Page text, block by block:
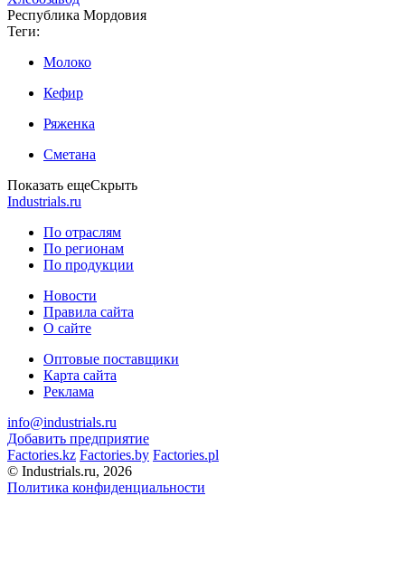
Республика Мордовия
Теги:
Молоко
Кефир
Ряженка
Сметана
Показать ещеСкрыть
Industrials.ru
По отраслям
По регионам
По продукции
Новости
Правила сайта
О сайте
Оптовые поставщики
Карта сайта
Реклама
info@industrials.ru
Добавить предприятие
Factories.kz Factories.by Factories.pl
© Industrials.ru, 2026
Политика конфиденциальности